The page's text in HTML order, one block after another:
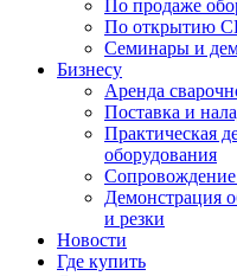
По продаже
По открытию
Семинары и
Бизнесу
Аренда
Поставка и
Практическая
оборудования
Демонстрация
и резки
Новости
Где купить